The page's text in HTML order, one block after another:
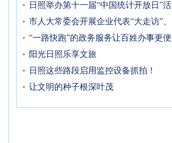
日照举办第十一届“中国统计开放日”活
市人大常委会开展企业代表“大走访”、
“一路快跑”的政务服务让百姓办事更便
阳光日照乐享文旅
日照这些路段启用监控设备抓拍！
让文明的种子根深叶茂